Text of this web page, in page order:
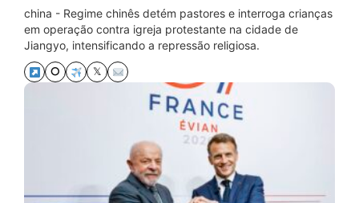
china - Regime chinês detém pastores e interroga crianças
em operação contra igreja protestante na cidade de
Jiangyo, intensificando a repressão religiosa.
⭘ 𝕏